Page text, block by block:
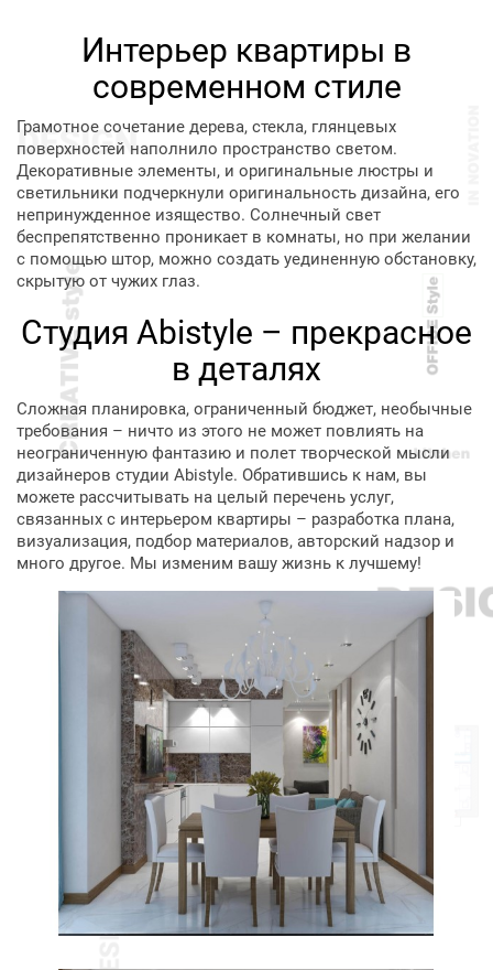
Интерьер квартиры в
современном стиле
Грамотное сочетание дерева, стекла, глянцевых
поверхностей наполнило пространство светом.
Декоративные элементы, и оригинальные люстры и
светильники подчеркнули оригинальность дизайна, его
непринужденное изящество. Солнечный свет
беспрепятственно проникает в комнаты, но при желании
с помощью штор, можно создать уединенную обстановку,
скрытую от чужих глаз.
Студия Abistyle – прекрасное
в деталях
Сложная планировка, ограниченный бюджет, необычные
требования – ничто из этого не может повлиять на
неограниченную фантазию и полет творческой мысли
дизайнеров студии Abistyle. Обратившись к нам, вы
можете рассчитывать на целый перечень услуг,
связанных с интерьером квартиры – разработка плана,
визуализация, подбор материалов, авторский надзор и
много другое. Мы изменим вашу жизнь к лучшему!